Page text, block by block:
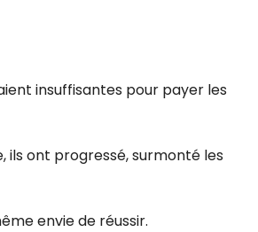
insuffisantes pour payer les
ils ont progressé, surmonté les
envie de réussir.